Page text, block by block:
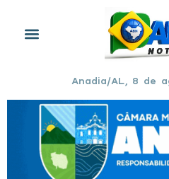
Anadia/AL, 8 de